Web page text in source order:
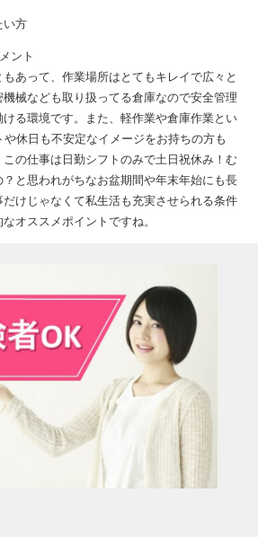
い方
ント
あって、作業場所はとてもキレイで広々と
械なども取り扱ってる倉庫なので安全管理
る環境です。また、軽作業や倉庫作業とい
や休日も不安定なイメージをお持ちの方も
の仕事は日勤シフトのみで土日祝休み！む
と思われがちなお盆期間や年末年始にも長
けじゃなくて私生活も充実させられる条件
オススメポイントですね。